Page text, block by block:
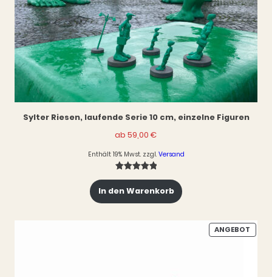
Sylter Riesen, laufende Serie 10 cm, einzelne Figuren
ab 59,00€
Enthält 19% Mwst. zzgl. Versand
mit5.00
In den Warenkorb
ANGEBOT
IM